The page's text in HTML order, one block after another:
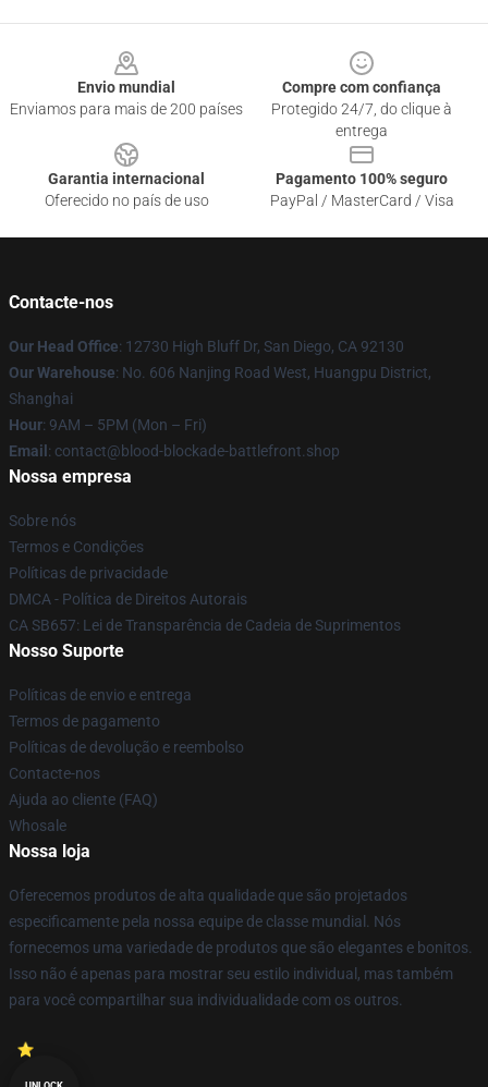
Envio mundial
Enviamos para mais de 200 países
Compre com confiança
Protegido 24/7, do clique à
entrega
Garantia internacional
Oferecido no país de uso
Pagamento 100% seguro
PayPal / MasterCard / Visa
Contacte-nos
Our Head Office: 12730 High Bluff Dr, San Diego, CA 92130
Our Warehouse: No. 606 Nanjing Road West, Huangpu District,
Shanghai
Hour: 9AM – 5PM (Mon – Fri)
Email : contact@blood-blockade-battlefront.shop
Nossa empresa
Sobre nós
Termos e Condições
Políticas de privacidade
DMCA - Política de Direitos Autorais
CA SB657: Lei de Transparência de Cadeia de Suprimentos
Nosso Suporte
Políticas de envio e entrega
Termos de pagamento
Políticas de devolução e reembolso
Contacte-nos
Ajuda ao cliente (FAQ)
Whosale
Nossa loja
Oferecemos produtos de alta qualidade que são projetados
especificamente pela nossa equipe de classe mundial. Nós
fornecemos uma variedade de produtos que são elegantes e bonitos.
Isso não é apenas para mostrar seu estilo individual, mas também
para você compartilhar sua individualidade com os outros.